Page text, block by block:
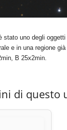
stato uno degli
e in una regione
B 25x2min.
di questo